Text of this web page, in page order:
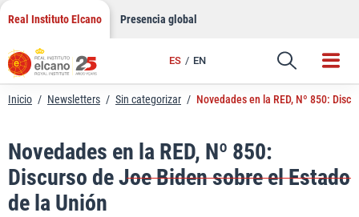
Saltar
contenido
Real Instituto Elcano Presencia global
ES EN
Enlace
Inicio / Newsletters / Sin categorizar / Novedades en la RED, Nº 850:
Novedades en la RED, Nº 850:
Discurso de Joe Biden sobre el Estado
de la Unión